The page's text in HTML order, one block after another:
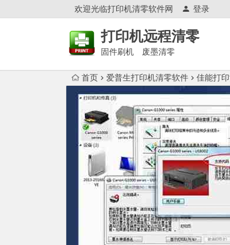
欢迎光临打印机清零软件网 登录
打印机远程清零
固件刷机 废墨清零
首页 爱普生打印机清零软件 佳能打